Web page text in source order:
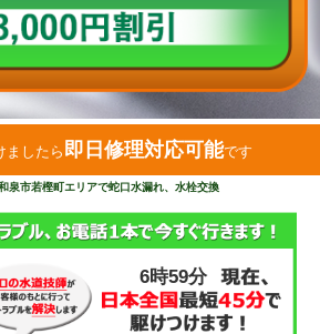
ましたら即日修理対応可能です
泉市若樫町エリアで蛇口水漏れ、水栓交換
6時59分